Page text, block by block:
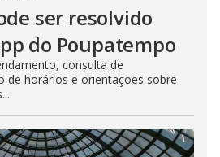
ser resolvido
do Poupatempo
consulta de
de horários e orientações sobre